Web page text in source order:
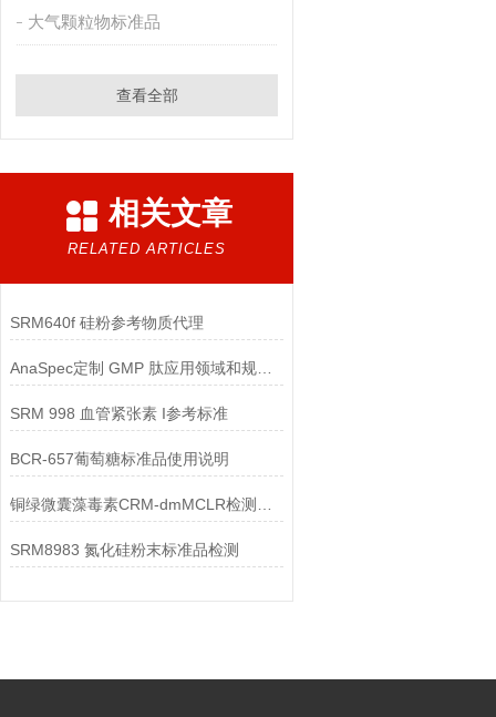
大气颗粒物标准品
查看全部
相关文章
RELATED ARTICLES
SRM640f 硅粉参考物质代理
AnaSpec定制 GMP 肽应用领域和规格简介
SRM 998 血管紧张素 I参考标准
BCR-657葡萄糖标准品使用说明
SRM8983 氮化硅粉末标准品检测